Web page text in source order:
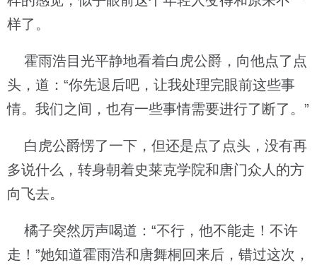
样了。
霍雨浩目光平静地看着白虎公爵，向他点了点
头，道：“你先退后吧，让我处理完眼前这些事
情。我们之间，也有一些事情需要进行了断了。”
白虎公爵愣了一下，但还是点了点头，没有再
多说什么，转身朝着史莱克学院和唐门众人的方
向飞去。
橘子突然厉声喝道：“不行，他不能走！不许
走！”她知道霍雨浩和唐舞桐回来后，错过这次，